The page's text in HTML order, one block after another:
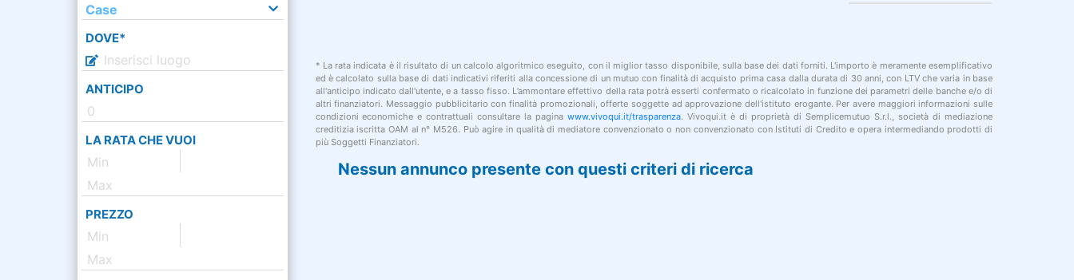
Nessun annunco presente con questi criteri di ricerca
Case
DOVE*
ANTICIPO
LA RATA CHE VUOI
PREZZO
* La rata indicata è il risultato di un calcolo algoritmico eseguito, con il miglior tasso disponibile, sulla base dei dati forniti. L'importo è meramente esemplificativo
ed è calcolato sulla base di dati indicativi riferiti alla concessione di un mutuo con finalità di acquisto prima casa dalla durata di 30 anni, con LTV che varia in base
all'anticipo indicato dall'utente, e a tasso fisso. L’ammontare effettivo della rata potrà esserti confermato o ricalcolato in funzione dei parametri delle banche e/o di
altri finanziatori. Messaggio pubblicitario con finalità promozionali, offerte soggette ad approvazione dell'istituto erogante. Per avere maggiori informazioni sulle
condizioni economiche e contrattuali consultare la paginawww.vivoqui.it/trasparenza. Vivoqui.it è di proprietà di Semplicemutuo S.r.l., società di mediazione
creditizia iscritta OAM al n° M526. Può agire in qualità di mediatore convenzionato o non convenzionato con Istituti di Credito e opera intermediando prodotti di
più Soggetti Finanziatori.